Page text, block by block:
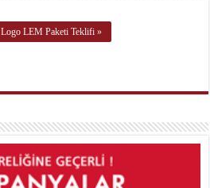
Logo LEM Paketi Teklifi »